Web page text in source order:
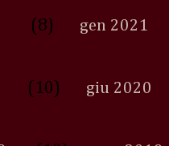
(8) gen 2021
(10) giu 2020